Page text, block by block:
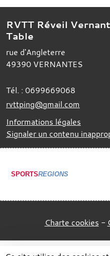
RVTT Réveil
Table
rue d'Angleterre
49390 VERNANTES
Tél. : 0699669068
rvttping@gmail.com
Informations légales
Signaler un contenu
SPORTSREGIONS
Charte cookies